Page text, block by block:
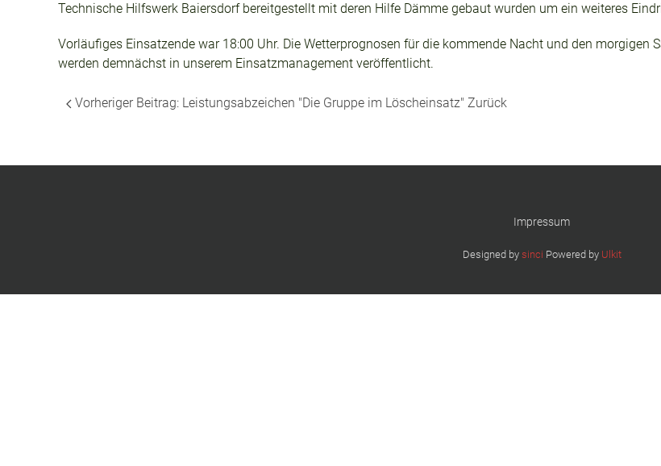
Technische Hilfswerk Baiersdorf bereitgestellt mit deren Hilfe Dämme gebaut wurden um ein weiteres
Vorläufiges Einsatzende war 18:00 Uhr. Die Wetterprognosen für die kommende Nacht und den morgigen
werden demnächst in unserem Einsatzmanagement veröffentlicht.
Vorheriger Beitrag: Leistungsabzeichen "Die Gruppe im Löscheinsatz" Zurück
Impressum
Designed by sinci Powered by Ulkit